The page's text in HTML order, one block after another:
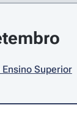
Superior